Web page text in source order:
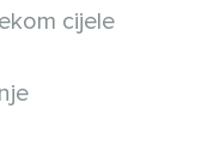
cijele